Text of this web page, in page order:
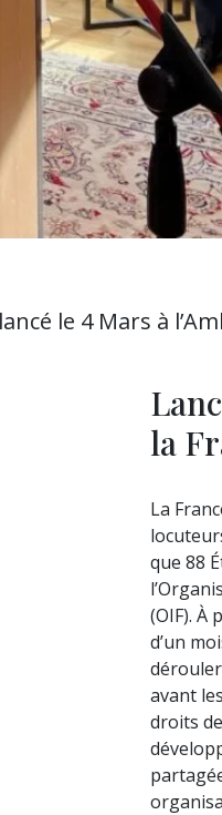
le 4 Mars à
la
La
que 88
(OIF). À
d’un
avant
droits